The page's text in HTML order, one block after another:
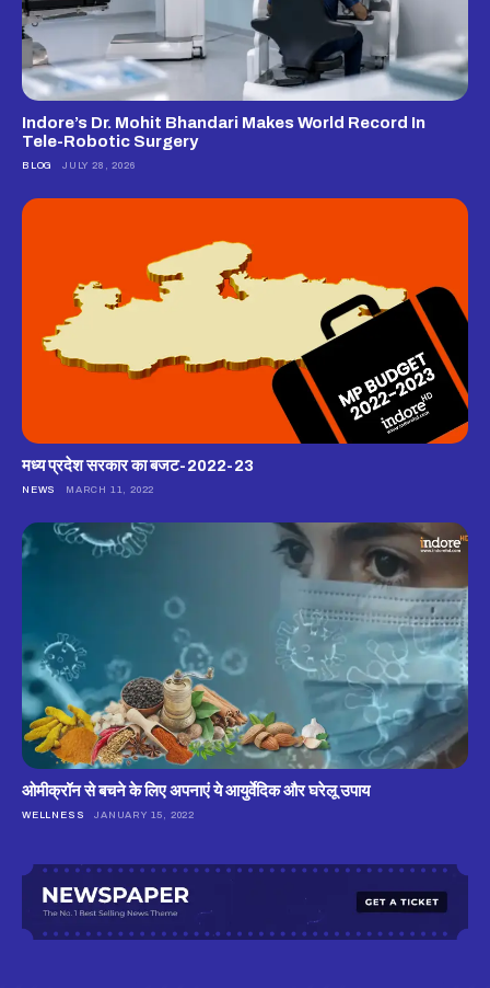
Indore’s Dr. Mohit Bhandari Makes World Record In
Tele-Robotic Surgery
BLOG JULY 28, 2026
मध्य प्रदेश सरकार का बजट-2022-23
NEWS MARCH 11, 2022
ओमीक्रॉन से बचने के लिए अपनाएं ये आयुर्वेदिक और घरेलू उपाय
WELLNESS JANUARY 15, 2022